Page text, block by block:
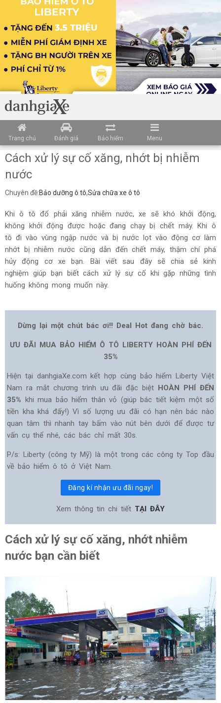
Trang chủ Đánh giá Bảo hiểm Menu
Cách xử lý sự cố xăng, nhớt bị nhiễm
nước
Chuyên đề:Bảo dưỡng ô tô,Sửa chữa xe ô tô
Khi ô tô đổ phải xăng nhiễm nước, xe sẽ khó khởi động,
không khởi động được hoặc đang chạy bị chết máy. Khi ô
tô đi vào vùng ngập nước và bị nước lọt vào động cơ làm
nhớt bị nhiễm nước cũng dẫn đến chết máy, thậm chí phá
hủy động cơ xe bạn. Bài viết sau đây sẽ chia sẻ kinh
nghiệm giúp bạn biết cách xử lý sự cố khi gặp những tình
huống không mong muốn này.
Dừng lại một chút bác ơi!! Deal Hot đang chờ bác.
ƯU ĐÃI MUA BẢO HIỂM Ô TÔ LIBERTY HOÀN PHÍ ĐẾN
35%
Hiện tại danhgiaXe.com kết hợp cùng bảo hiểm Liberty Việt
Nam ra mắt chương trình ưu đãi đặc biệt HOÀN PHÍ ĐẾN
35% khi mua bảo hiểm thân vỏ (giúp bác tiết kiệm một số
tiền kha khá đấy!) Vì số lượng ưu đãi có hạn nên bác nào
quan tâm thì nhanh tay bấm vào nút bên dưới để được tư
vấn cụ thể nhé, các bác chỉ mất 30s.
P/s: Liberty (công ty Mỹ) là một trong các công ty Top đầu
về bảo hiểm ô tô ở Việt Nam.
Đăng kí nhận ưu đãi ngay!
Xem thông tin chi tiết TẠI ĐÂY
Cách xử lý sự cố xăng, nhớt nhiễm
nước bạn cần biết